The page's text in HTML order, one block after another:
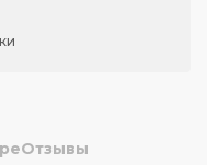
Отзывы